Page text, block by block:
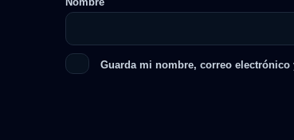
Guarda mi nombre, correo electrónico